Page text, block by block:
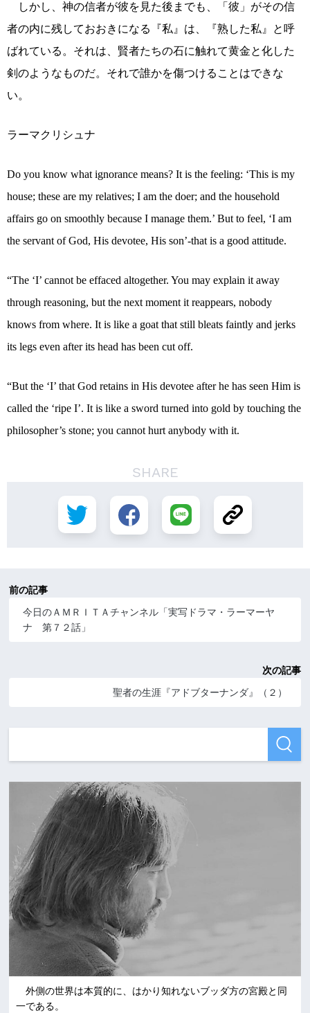
しかし、神の信者が彼を見た後までも、「彼」がその信
者の内に残しておおきになる『私』は、『熟した私』と呼
ばれている。それは、賢者たちの石に触れて黄金と化した
剣のようなものだ。それで誰かを傷つけることはできな
い。
ラーマクリシュナ
Do you know what ignorance means? It is the feeling: ‘This is my
house; these are my relatives; I am the doer; and the household
affairs go on smoothly because I manage them.’ But to feel, ‘I am
the servant of God, His devotee, His son’-that is a good attitude.
“The ‘I’ cannot be effaced altogether. You may explain it away
through reasoning, but the next moment it reappears, nobody
knows from where. It is like a goat that still bleats faintly and jerks
its legs even after its head has been cut off.
“But the ‘I’ that God retains in His devotee after he has seen Him is
called the ‘ripe I’. It is like a sword turned into gold by touching the
philosopher’s stone; you cannot hurt anybody with it.
SHARE
前の記事
今日のＡＭＲＩＴＡチャンネル「実写ドラマ・ラーマーヤ
ナ 第７２話」
次の記事
聖者の生涯『アドブターナンダ』（２）
外側の世界は本質的に、はかり知れないブッダ方の宮殿と同
一である。